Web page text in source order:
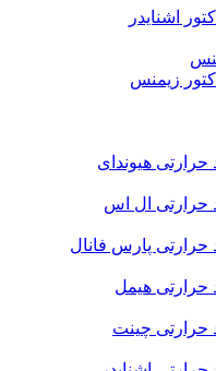
اشنایدر
زیمنس
حرارتی هیوندای
حرارتی ال اس
حرارتی پارس فانال
حرارتی هیمل
حرارتی چینت